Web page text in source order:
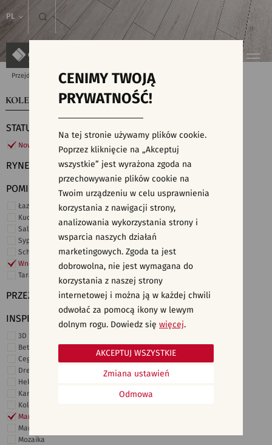
PL
Przejdź do strony głównej Kolekcje
KOLEKCJE WYSZUKIWARKA PŁYTEK
STATUS
Nowości
RYNEK
POMIESZCZENIE
Łazienka
Kuchnia
Salon i hol
Sypialnia
Schody
Wnętrza komercyjne
Taras i ogród
PRZEZNACZENIE
INSPIRACJE
3D i struktury
Beton
Cegiełki
Drewno
Heksagonalne
Kamień
Kolor
Marmur
Marokańskie
Mozaika
CENIMY TWOJĄ
PRYWATNOŚĆ!
Na tej stronie używamy plików cookie.
Poprzez kliknięcie na „Akceptuj
wszystkie” jest wyrażona zgoda na
przechowywanie plików cookie na
Twoim urządzeniu w celu usprawnienia
korzystania z nawigacji strony,
analizowania wykorzystania strony i
wsparcia naszych działań
marketingowych. Zgoda ta jest
dobrowolna, nie jest wymagana do
korzystania z naszej strony
internetowej i można ją w każdej chwili
odwołać za pomocą ikony w lewym
dolnym rogu. Dowiedz się więcej.
Odmowa
Zmiana ustawień
AKCEPTUJ WSZYSTKIE